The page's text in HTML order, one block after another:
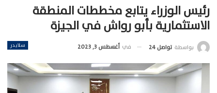
رئيس الوزراء يتابع مخططات المنطقة
الاستثمارية بأبو رواش في الجيزة
سلايدر بواسطة تواصل 24 في أغسطس 3, 2023